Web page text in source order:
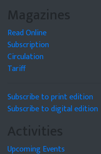
Magazines
Read Online
Subscription
Circulation
Tariff
Subscribe to print edition
Subscribe to digital edition
Activities
Upcoming Events